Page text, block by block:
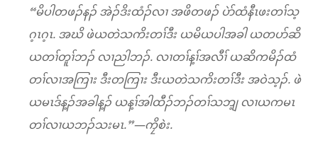
“မိပါတဖၣ်နၣ် အဲၣ်ဒိးထံၣ်လၢ အဖိတဖၣ် ပဲာ်ထံနီၤဖးတၢ်သ့
ဂ့ၤဂ့ၤ. အဃိ ဖဲယတဲသကိးတၢ်ဒီး ယမိယပါအခါ ယတပာ်ဆိ
ယတၢ်တူၢ်ဘၣ် လၢညါဘၣ်. လၢတၢ်န့ၢ်အလီၢ် ယဆိကမိၣ်ထံ
တၢ်လၢအကြၢး ဒီးတကြၢး ဒီးယတဲသကိးတၢ်ဒီး အဝဲသ့ၣ်. ဖဲ
ယမၤဒ်န့ၣ်အခါန့ၣ် ယန့ၢ်အါထီၣ်ဘၣ်တၢ်သဘျ့ လၢယကမၤ
တၢ်လၢယဘၣ်သးမၤ.”—ကၠိစဲး.